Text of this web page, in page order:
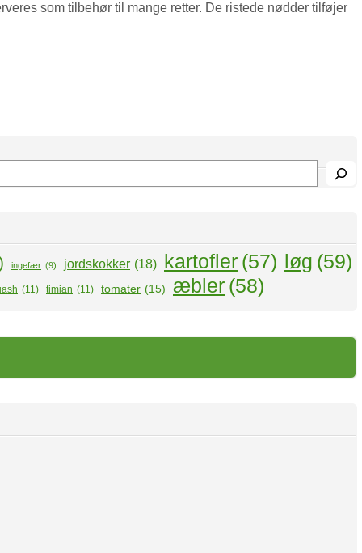
som tilbehør til mange retter. De ristede nødder tilføjer
ingefær (9) jordskokker (18) kartofler (57) løg (59)
(11) timian (11) tomater (15) æbler (58)